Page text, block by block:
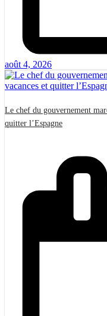
août 4, 2026
Le chef du gouvernement
quitter l’Espagne